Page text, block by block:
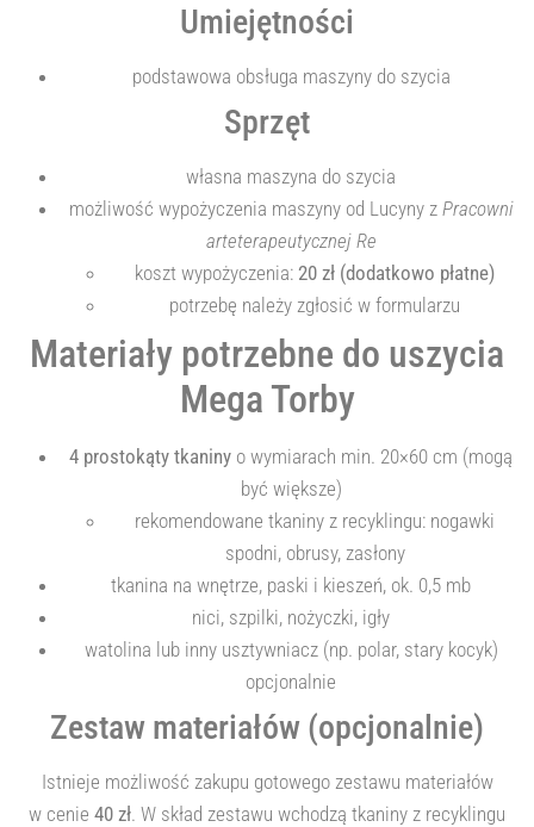
Umiejętności
podstawowa obsługa maszyny do szycia
Sprzęt
własna maszyna do szycia
możliwość wypożyczenia maszyny od Lucyny z Pracowni
arteterapeutycznej Re
koszt wypożyczenia: 20 zł (dodatkowo płatne)
potrzebę należy zgłosić w formularzu
Materiały potrzebne do uszycia
Mega Torby
4 prostokąty tkaniny o wymiarach min. 20×60 cm (mogą
być większe)
rekomendowane tkaniny z recyklingu: nogawki
spodni, obrusy, zasłony
tkanina na wnętrze, paski i kieszeń, ok. 0,5 mb
nici, szpilki, nożyczki, igły
watolina lub inny usztywniacz (np. polar, stary kocyk)
opcjonalnie
Zestaw materiałów (opcjonalnie)
Istnieje możliwość zakupu gotowego zestawu materiałów
w cenie 40 zł. W skład zestawu wchodzą tkaniny z recyklingu